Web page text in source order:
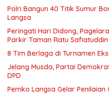
Polri Bangun 40 Titik Sumur
Langsa
Peringati Hari Didong,
Parkir Taman Ratu Safiatuddin
8 Tim Berlaga di Turnamen
Jelang Musda, Partai
DPD
Pemko Langsa Gelar